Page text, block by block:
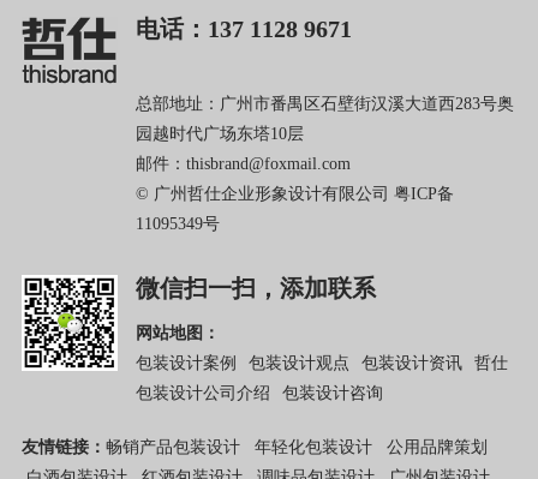
电话：137 1128 9671
总部地址：广州市番禺区石壁街汉溪大道西283号奥
园越时代广场东塔10层
邮件：thisbrand@foxmail.com
© 广州哲仕企业形象设计有限公司 粤ICP备
11095349号
微信扫一扫，添加联系
网站地图：
包装设计案例
包装设计观点 包装设计资讯
哲仕
包装设计公司介绍
包装设计咨询
友情链接： 畅销产品包装设计 年轻化包装设计
公用品牌策划